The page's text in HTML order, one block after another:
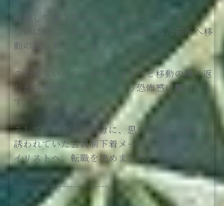
就職して満３年をむかえようとしたとき
ついに私に、絶対に行きたくなかった部所へ移
動の話が来そうになり
このままいたら、わたしはずっと移動の繰り返
しから抜け出せない…という恐怖感に襲われま
す。
そしてそれをきっかけに、思い切って以前から
誘われていた会員制下着メーカーのボディスタ
イリストへ、転職を決めました。
---------------------------